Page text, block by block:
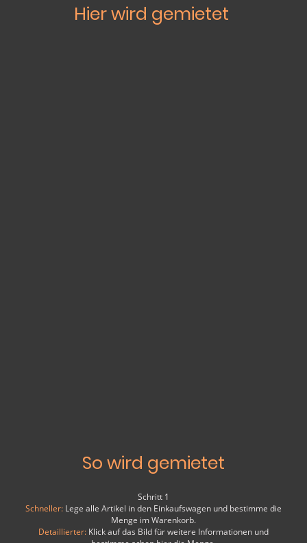
Hier wird gemietet
So wird gemietet
Schritt 1
Schneller: Lege alle Artikel in den Einkaufswagen und bestimme die
Menge im Warenkorb.
Detaillierter: Klick auf das Bild für weitere Informationen und